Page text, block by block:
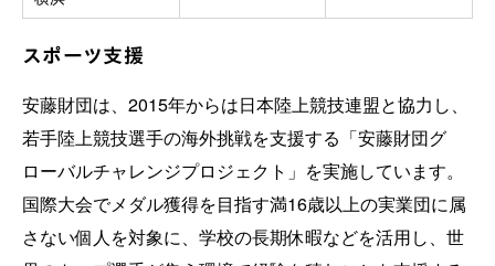
スポーツ支援
安藤財団は、2015年からは日本陸上競技連盟と協力し、
若手陸上競技選手の海外挑戦を支援する「安藤財団グ
ローバルチャレンジプロジェクト」を実施しています。
国際大会でメダル獲得を目指す満16歳以上の実業団に属
さない個人を対象に、学校の長期休暇などを活用し、世